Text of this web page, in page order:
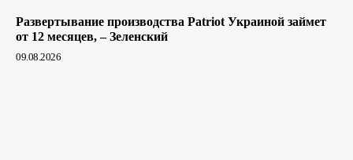
Развертывание производства Patriot Украиной займет
от 12 месяцев, – Зеленский
09.08.2026